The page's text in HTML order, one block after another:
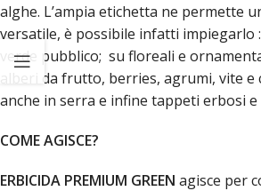
alghe. L’ampia etichetta ne permette
versatile, è possibile infatti impiegarlo
verde pubblico; su floreali e
alberi da frutto, berries, agrumi, vite
anche in serra e infine tappeti erbosi
COME AGISCE?
ERBICIDA PREMIUM GREEN agisce per